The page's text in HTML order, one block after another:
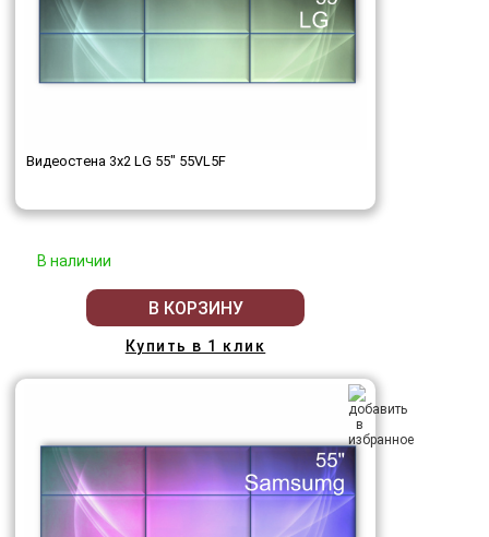
Видеостена 3x2 LG 55" 55VL5F
В наличии
В КОРЗИНУ
Купить в 1 клик